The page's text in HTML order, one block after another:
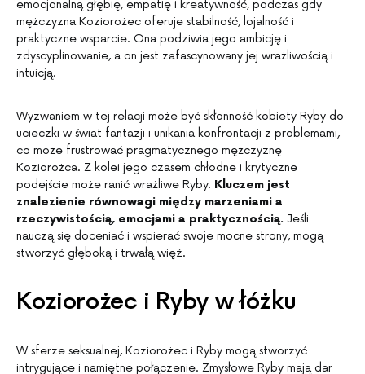
emocjonalną głębię, empatię i kreatywność, podczas gdy
mężczyzna Koziorożec oferuje stabilność, lojalność i
praktyczne wsparcie. Ona podziwia jego ambicję i
zdyscyplinowanie, a on jest zafascynowany jej wrażliwością i
intuicją.
Wyzwaniem w tej relacji może być skłonność kobiety Ryby do
ucieczki w świat fantazji i unikania konfrontacji z problemami,
co może frustrować pragmatycznego mężczyznę
Koziorożca. Z kolei jego czasem chłodne i krytyczne
podejście może ranić wrażliwe Ryby. Kluczem jest
znalezienie równowagi między marzeniami a
rzeczywistością, emocjami a praktycznością. Jeśli
nauczą się doceniać i wspierać swoje mocne strony, mogą
stworzyć głęboką i trwałą więź.
Koziorożec i Ryby w łóżku
W sferze seksualnej, Koziorożec i Ryby mogą stworzyć
intrygujące i namiętne połączenie. Zmysłowe Ryby mają dar